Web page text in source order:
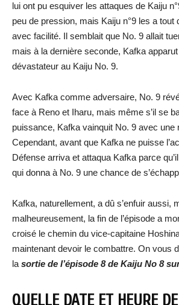
lui ont pu esquiver les attaques de Kaiju
peu de pression, mais Kaiju n°9 les a
avec facilité. Il semblait que No. 9 allait
mais à la dernière seconde, Kafka
dévastateur au Kaiju No. 9.
Avec Kafka comme adversaire, No. 9
face à Reno et Iharu, mais même s’il se
puissance, Kafka vainquit No. 9 avec une
Cependant, avant que Kafka ne puisse
Défense arriva et attaqua Kafka parce
qui donna à No. 9 une chance de
Kafka, naturellement, a dû s’enfuir aussi,
malheureusement, la fin de l’épisode a
croisé le chemin du vice-capitaine
maintenant devoir le combattre. On vous
la sortie de l’épisode 8de Kaiju No 8
QUELLE DATE ET HEURE